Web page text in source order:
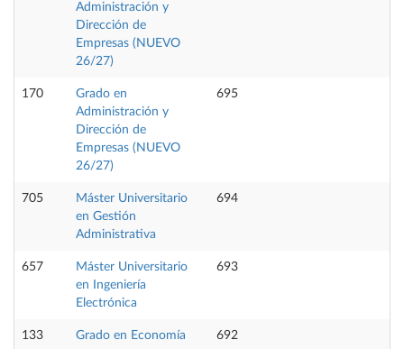
Administración y
Dirección de
Empresas (NUEVO
26/27)
170
Grado en
Administración y
Dirección de
Empresas (NUEVO
26/27)
695
705
Máster Universitario
en Gestión
Administrativa
694
657
Máster Universitario
en Ingeniería
Electrónica
693
133 Grado en Economía 692